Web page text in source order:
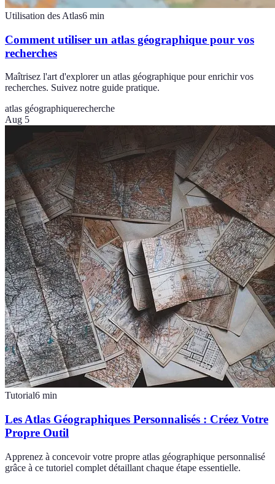
Utilisation des Atlas6 min
Comment utiliser un atlas géographique pour vos
recherches
Maîtrisez l'art d'explorer un atlas géographique pour enrichir vos
recherches. Suivez notre guide pratique.
atlas géographiquerecherche
Aug 5
Tutorial6 min
Les Atlas Géographiques Personnalisés : Créez Votre
Propre Outil
Apprenez à concevoir votre propre atlas géographique personnalisé
grâce à ce tutoriel complet détaillant chaque étape essentielle.